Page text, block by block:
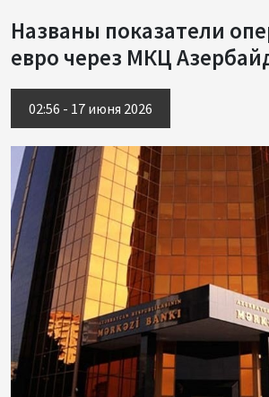
Названы показатели
евро через МКЦ
02:56 - 17 июня 2026